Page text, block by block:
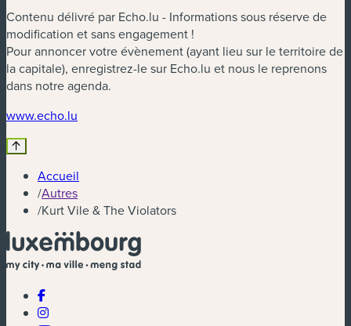
Contenu délivré par Echo.lu - Informations sous réserve de
modification et sans engagement !
Pour annoncer votre évènement (ayant lieu sur le territoire de
la capitale), enregistrez-le sur Echo.lu et nous le reprenons
dans notre agenda.
www.echo.lu
Accueil
/Autres
/Kurt Vile & The Violators